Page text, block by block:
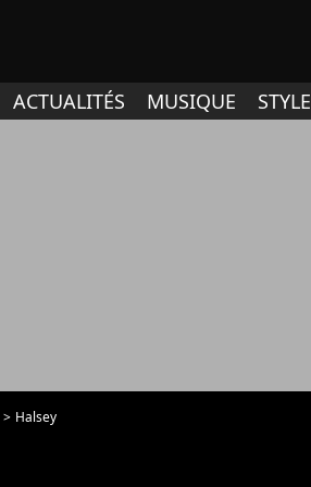
ACTUALITÉS MUSIQUE STYLE
Halsey